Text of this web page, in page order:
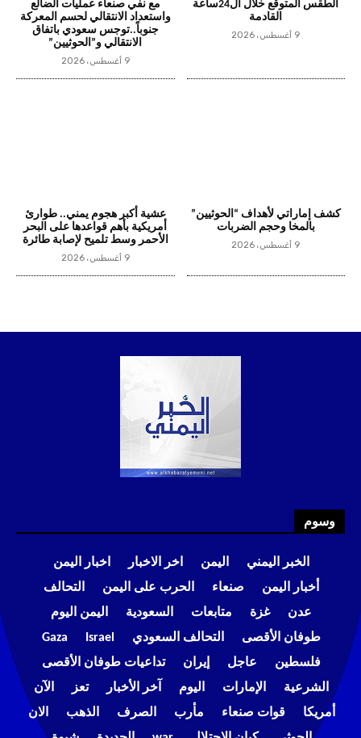
وسوم
الخبر اليمني اليمن اخر الاخبار
اخبار اليمن
أخبار اليمن
صنعاء الحرب على اليمن
التحالف
عدن
غزة متابعات السعودية
اليمن اليوم
طوفان الأقصى
التحالف السعودي Israel
Gaza
فلسطين
عاجل إيران
تداعيات طوفان الأقصى
الشرعية
الإمارات اليوم آخر الأخبار تعز
الآن
أمريكا
قوات صنعاء مأرب الصرف الذهب
الان